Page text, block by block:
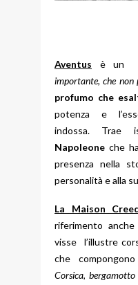
Aventus è un
importante, che non
profumo che
potenza e
indossa. Trae
Napoleone che
presenza nella
personalità e alla
La Maison
riferimento
visse l’illustre
che
Corsica,